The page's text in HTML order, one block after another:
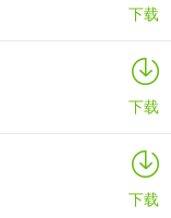
下载
下载
下载